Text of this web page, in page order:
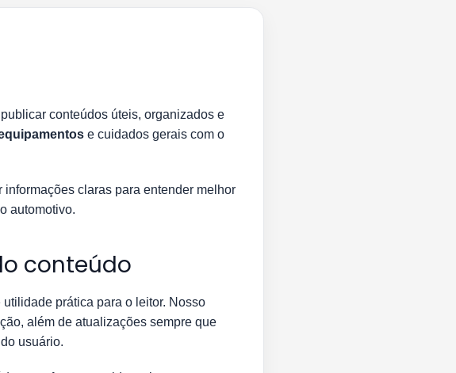
conteúdos úteis, organizados e
e cuidados gerais com o
claras para entender melhor
automotivo.
conteúdo
prática para o leitor. Nosso
além de atualizações sempre que
usuário.